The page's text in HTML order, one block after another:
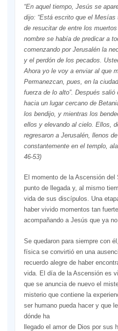
“En aquel tiempo, Jesús se
dijo: “Está escrito que el
de resucitar de entre los
nombre se había de predicar a
comenzando por Jerusalén la
y el perdón de los pecados.
Ahora yo le voy a enviar al que
Permanezcan, pues, en la
fuerza de lo alto”. Después
hacia un lugar cercano de
los bendijo, y mientras los
ellos y elevando al cielo. Ellos,
regresaron a Jerusalén, llenos
constantemente en el templo,
46-53)
El momento de la Ascensión del
punto de llegada y, al mismo
vida de sus discípulos. Una
haber vivido momentos tan
acompañando a Jesús que ya
Se quedaron para siempre con
física se convirtió en una
recuerdo alegre de haber
vida. El día de la Ascensión es
que se anuncia de nuevo el
misterio que contiene la
ser humano pueda hacer y que
dónde ha
llegado el amor de Dios por sus